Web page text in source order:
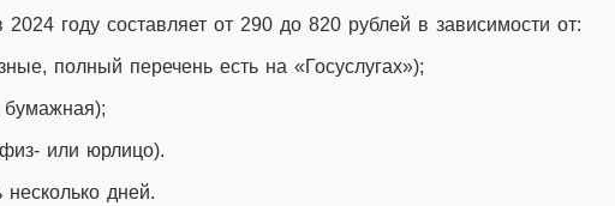
году составляет от 290 до 820 рублей в зависимости от:
полный перечень есть на «Госуслугах»);
или юрлицо).
дней.